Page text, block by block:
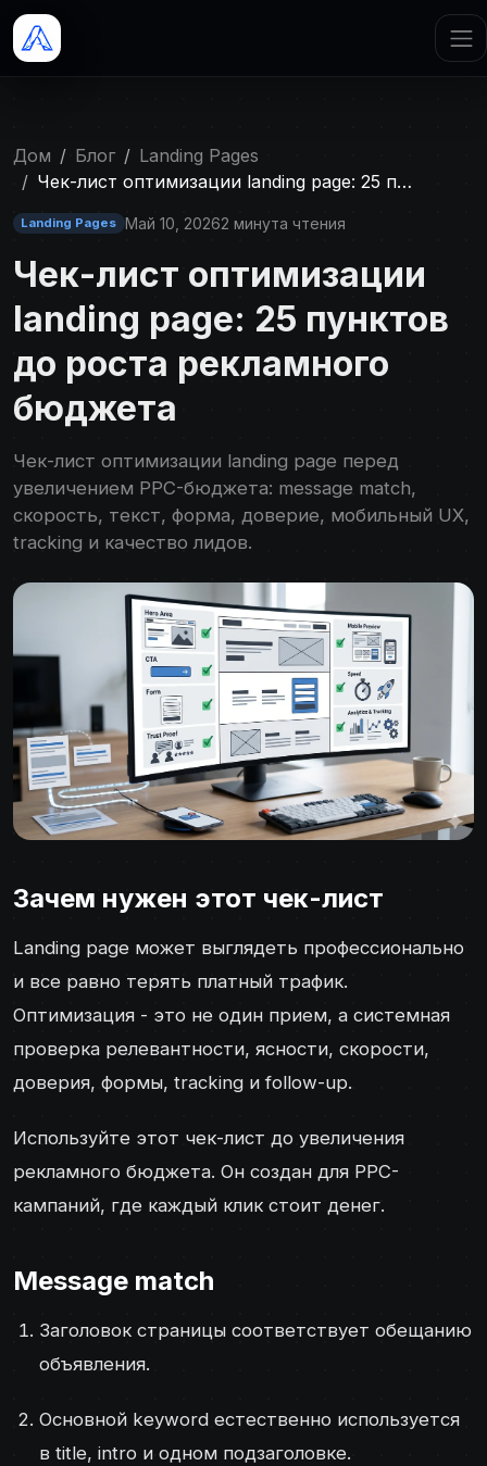
Дом Блог
Landing Pages
Чек-лист оптимизации landing page: 25 п…
Landing Pages Май 10, 20262 минута чтения
Чек-лист оптимизации
landing page: 25 пунктов
до роста рекламного
бюджета
Чек-лист оптимизации landing page перед
увеличением PPC-бюджета: message match,
скорость, текст, форма, доверие, мобильный UX,
tracking и качество лидов.
Зачем нужен этот чек-лист
Landing page может выглядеть профессионально
и все равно терять платный трафик.
Оптимизация - это не один прием, а системная
проверка релевантности, ясности, скорости,
доверия, формы, tracking и follow-up.
Используйте этот чек-лист до увеличения
рекламного бюджета. Он создан для PPC-
кампаний, где каждый клик стоит денег.
Message match
Заголовок страницы соответствует обещанию
объявления.
Основной keyword естественно используется
в title, intro и одном подзаголовке.